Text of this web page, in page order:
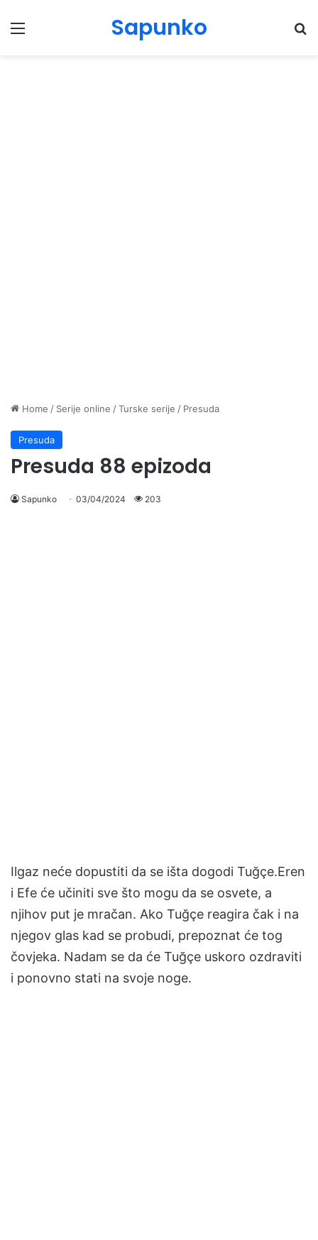
Menu Sapunko
Home / Serije online /Turske serije / Presuda
Presuda
Presuda 88 epizoda
Sapunko 03/04/2024 203
Ilgaz neće dopustiti da se išta dogodi Tuğçe.Eren
i Efe će učiniti sve što mogu da se osvete, a
njihov put je mračan. Ako Tuğçe reagira čak i na
njegov glas kad se probudi, prepoznat će tog
čovjeka. Nadam se da će Tuğçe uskoro ozdraviti
i ponovno stati na svoje noge.